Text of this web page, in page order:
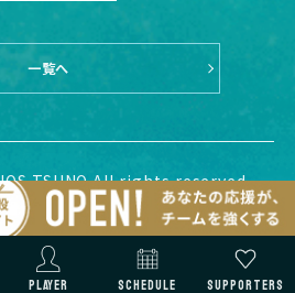
一覧へ
TSUNO All rights reserved.
PLAYER SCHEDULE SUPPORTERS